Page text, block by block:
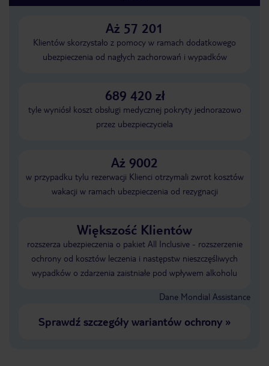
Aż 57 201
Klientów skorzystało z pomocy w ramach dodatkowego
ubezpieczenia od nagłych zachorowań i wypadków
689 420 zł
tyle wyniósł koszt obsługi medycznej pokryty jednorazowo
przez ubezpieczyciela
Aż 9002
w przypadku tylu rezerwacji Klienci otrzymali zwrot kosztów
wakacji w ramach ubezpieczenia od rezygnacji
Większość Klientów
rozszerza ubezpieczenia o pakiet All Inclusive - rozszerzenie
ochrony od kosztów leczenia i następstw nieszczęśliwych
wypadków o zdarzenia zaistniałe pod wpływem alkoholu
Dane Mondial Assistance
Sprawdź szczegóły wariantów ochrony»